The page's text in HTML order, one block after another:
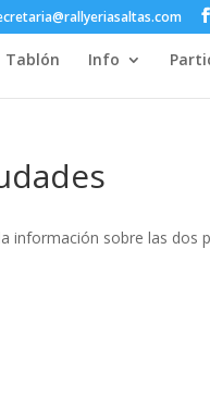
Tablón Info
información sobre las dos